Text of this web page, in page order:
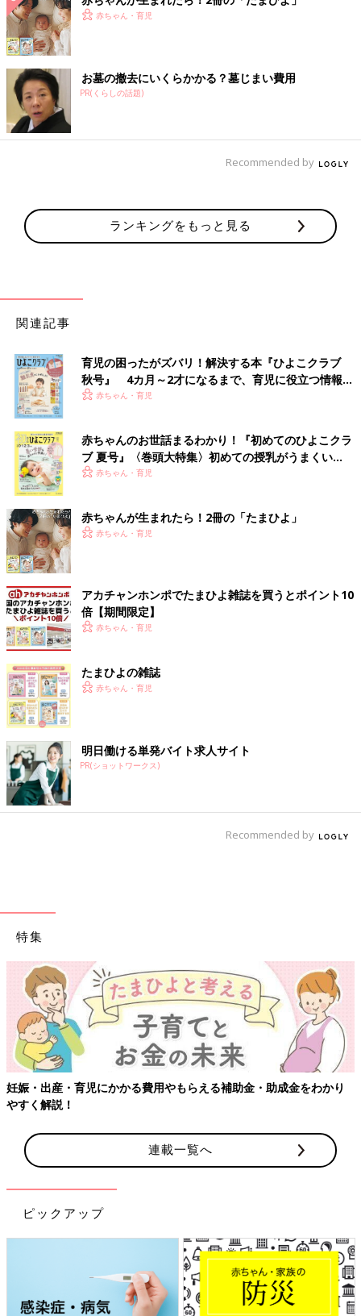
赤ちゃん・育児
お墓の撤去にいくらかかる？墓じまい費用
PR(くらしの話題)
Recommended by
ランキングをもっと見る
関連記事
育児の困ったがズバリ！解決する本『ひよこクラブ
秋号』 4カ月～2才になるまで、育児に役立つ情報が
いっぱい！
赤ちゃん・育児
赤ちゃんのお世話まるわかり！『初めてのひよこクラ
ブ 夏号』〈巻頭大特集〉初めての授乳がうまくい
く！ おっぱい・ミルクの基本と夏のトラブル 解決テ
赤ちゃん・育児
赤ちゃんが生まれたら！2冊の「たまひよ」
赤ちゃん・育児
アカチャンホンポでたまひよ雑誌を買うとポイント10
倍【期間限定】
赤ちゃん・育児
たまひよの雑誌
赤ちゃん・育児
明日働ける単発バイト求人サイト
PR(ショットワークス)
Recommended by
特集
妊娠・出産・育児にかかる費用やもらえる補助金・助成金をわかり
やすく解説！
連載一覧へ
ピックアップ